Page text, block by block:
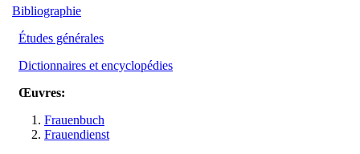
Bibliographie
Études générales
Dictionnaires et encyclopédies
Œuvres:
Frauenbuch
Frauendienst